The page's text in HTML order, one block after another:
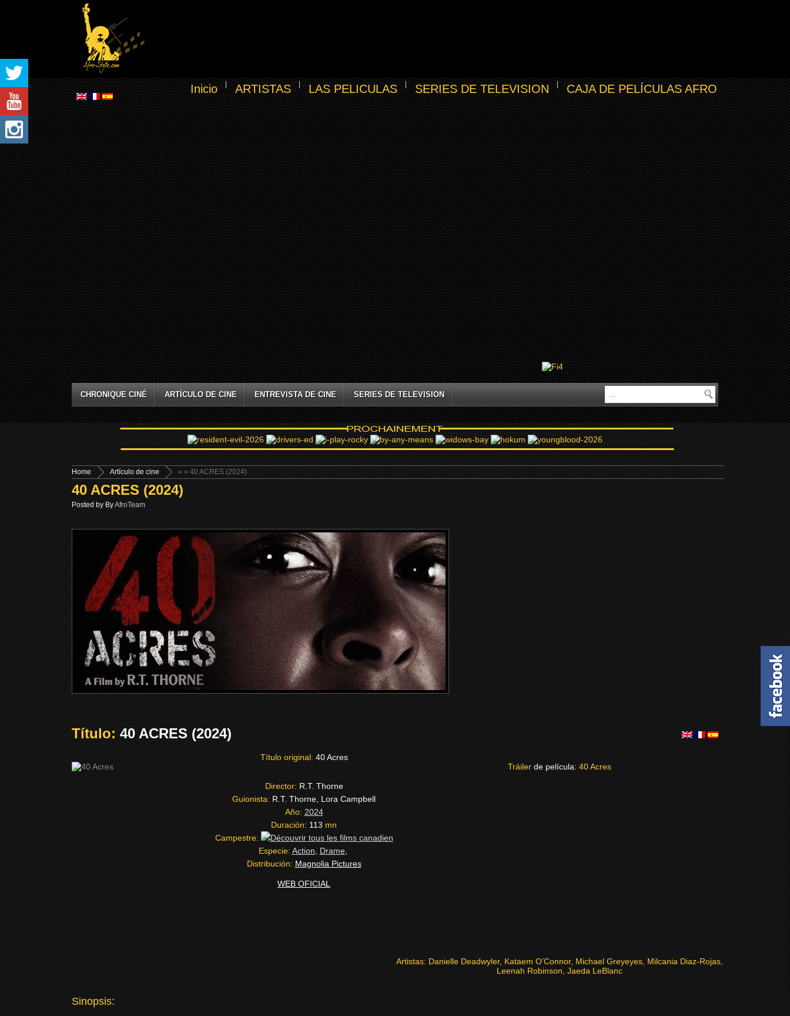
Inicio ARTISTAS LAS PELICULAS SERIES DE TELEVISION CAJA DE PELÍCULAS AFRO
CHRONIQUE CINÉ ARTÍCULO DE CINE ENTREVISTA DE CINE SERIES DE TELEVISION
Home »
Artículo de cine » 40 ACRES (2024)
40 ACRES (2024)
Posted by ByAfroTeam
Título:40 ACRES (2024)
Título original:40 Acres
Director:R.T. Thorne
Guionista:R.T. Thorne, Lora Campbell
Año:2024
Duración:113mn
Campestre:
Especie:Action,Drame,
Distribución:Magnolia Pictures
WEB OFICIAL
Tráiler de película:40 Acres
Artistas:Danielle Deadwyler, Kataem O’Connor, Michael Greyeyes, Milcania Diaz-Rojas,
Leenah Robinson, Jaeda LeBlanc
Sinopsis: